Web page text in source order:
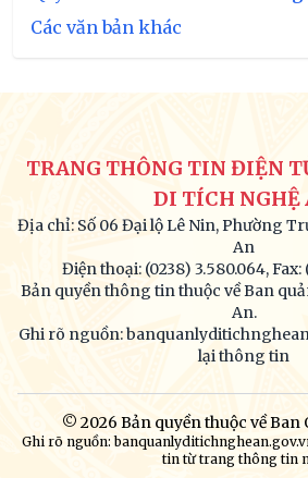
Các văn bản khác
TRANG THÔNG TIN ĐIỆN
DI TÍCH NGHỆ
Địa chỉ: Số 06 Đại lộ Lê Nin, Phường
An
Điện thoại: (0238) 3.580.064, Fax:
Bản quyền thông tin thuộc về Ban
An.
Ghi rõ nguồn:
lại thông tin
© 2026 Bản quyền thuộc về Ban
Ghi rõ nguồn:
tin từ trang thông tin